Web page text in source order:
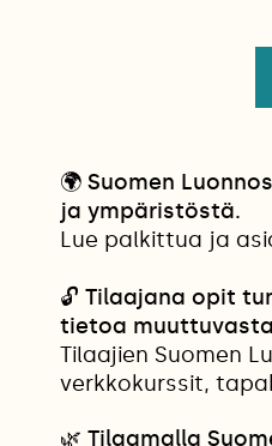
🌍 Suomen
ja ympäristöstä.
Lue palkittua ja
🔓 Tilaajana opit
tietoa
Tilaajien Suomen
verkkokurssit,
🌿 Tilaamalla